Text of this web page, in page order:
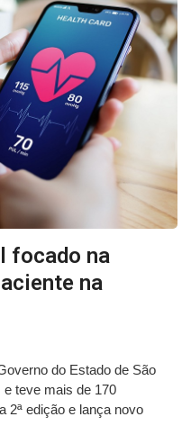
focado na
na
do Estado de São
e teve mais de 170
2ª edição e lança novo